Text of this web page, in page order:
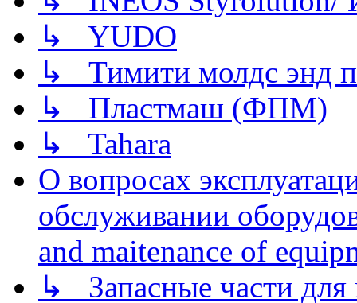
↳ YUDO
↳ Тимити молдс энд
↳ Пластмаш (ФПМ)
↳ Tahara
О вопросах
обслуживании
and maitenance of
↳ Запасные части для